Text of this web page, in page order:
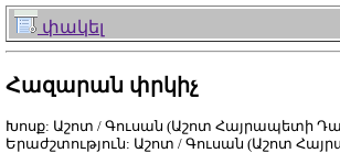
փակել
Հազարան փրկիչ
Խոսք: Աշոտ / Գուսան (Աշոտ Հայրապետի
Երաժշտություն: Աշոտ / Գուսան (Աշոտ